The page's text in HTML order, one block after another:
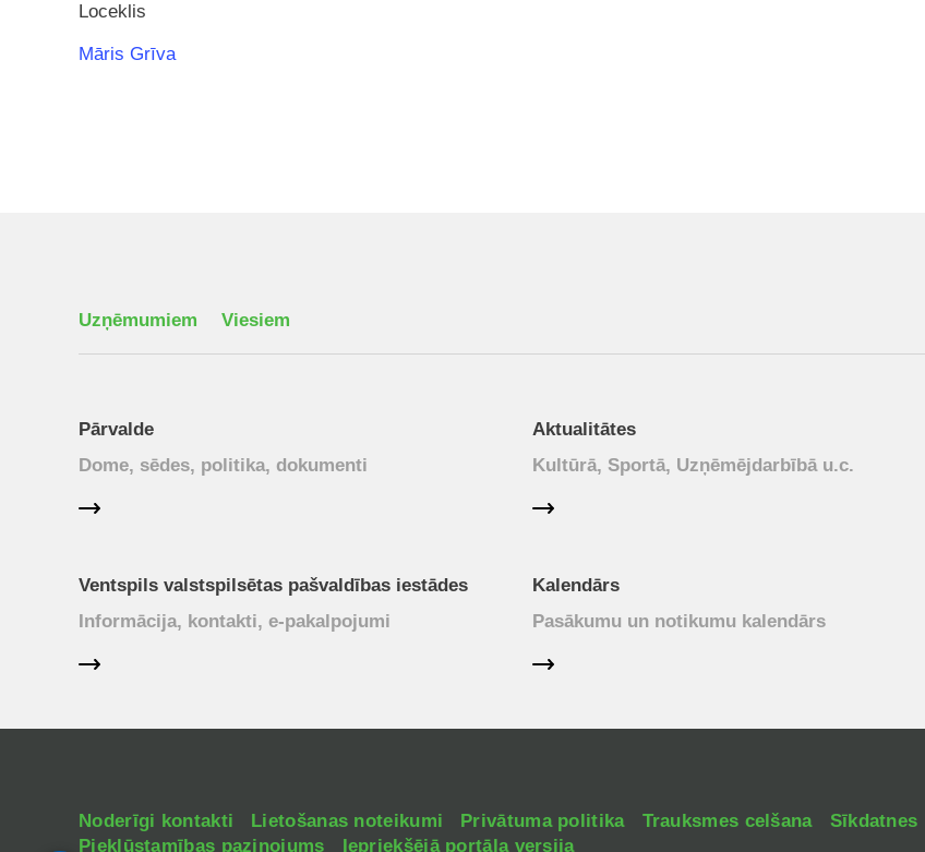
Loceklis
Māris Grīva
Uzņēmumiem Viesiem
Pārvalde
Dome, sēdes, politika, dokumenti
Aktualitātes
Kultūrā, Sportā, Uzņēmējdarbībā u.c.
Ventspils valstspilsētas pašvaldības iestādes
Informācija, kontakti, e-pakalpojumi
Kalendārs
Pasākumu un notikumu kalendārs
Noderīgi kontakti Lietošanas noteikumi Privātuma politika Trauksmes celšana
Sīkdatnes
Piekļūstamības paziņojums
Iepriekšējā portāla versija